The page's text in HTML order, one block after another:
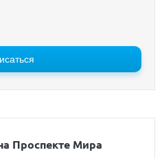
Проспекте Мира